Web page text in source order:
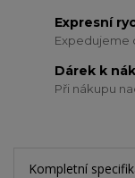
Expresní
Expedujeme
Dárek k
Při nákupu
Kompletní